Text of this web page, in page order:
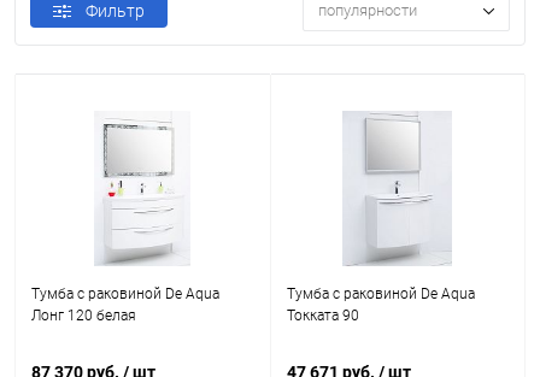
Фильтр популярности
Тумба с раковиной De Aqua
Лонг 120 белая
87 370 руб. / шт
Тумба с раковиной De Aqua
Токката 90
47 671 руб. / шт